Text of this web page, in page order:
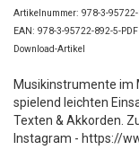
Artikelnummer: 978-3-
EAN: 978-3-95722-892-5-PDF
Download-Artikel
Musikinstrumente im
spielend leichten
Texten & Akkorden.
Instagram - https://